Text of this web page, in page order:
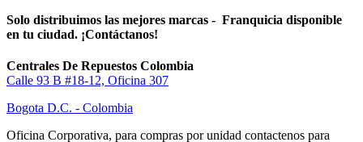
Solo distribuimos las mejores marcas - Franquicia disponible
en tu ciudad. ¡Contáctanos!
Centrales De Repuestos Colombia
Calle 93 B #18-12, Oficina 307
Bogota D.C. - Colombia
Oficina Corporativa, para compras por unidad contactenos para